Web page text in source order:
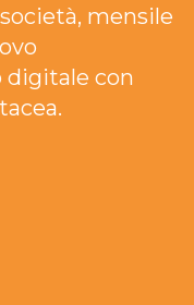
mensile
digitale con